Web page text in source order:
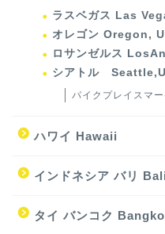
ラスベガス Las
オレゴン Oregon,
ロサンゼルス
シアトル
パイクプレイスマ
ハワイ Hawaii
インドネシア バリ
タイ バンコク